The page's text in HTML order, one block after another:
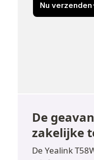
De
zakelijke
De Yealink